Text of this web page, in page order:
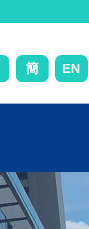
簡 EN